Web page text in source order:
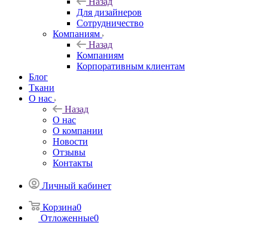
Для дизайнеров
Сотрудничество
Компаниям
Назад
Компаниям
Корпоративным клиентам
Блог
Ткани
О нас
Назад
О нас
О компании
Новости
Отзывы
Контакты
Личный кабинет
Корзина0
Отложенные0